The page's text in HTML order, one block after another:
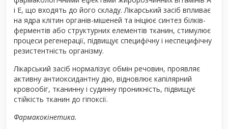
і Е, що входять до його складу. Лікарський засіб впливає
на ядра клітин органів-мішеней та ініціює синтез білків-
ферментів або структурних елементів тканин, стимулює
процеси регенерації, підвищує специфічну і неспецифічну
резистентність організму.
Лікарський засіб нормалізує обмін речовин, проявляє
активну антиоксидантну дію, відновлює капілярний
кровообіг, тканинну і судинну проникність, підвищує
стійкість тканин до гіпоксії.
Фармакокінетика.